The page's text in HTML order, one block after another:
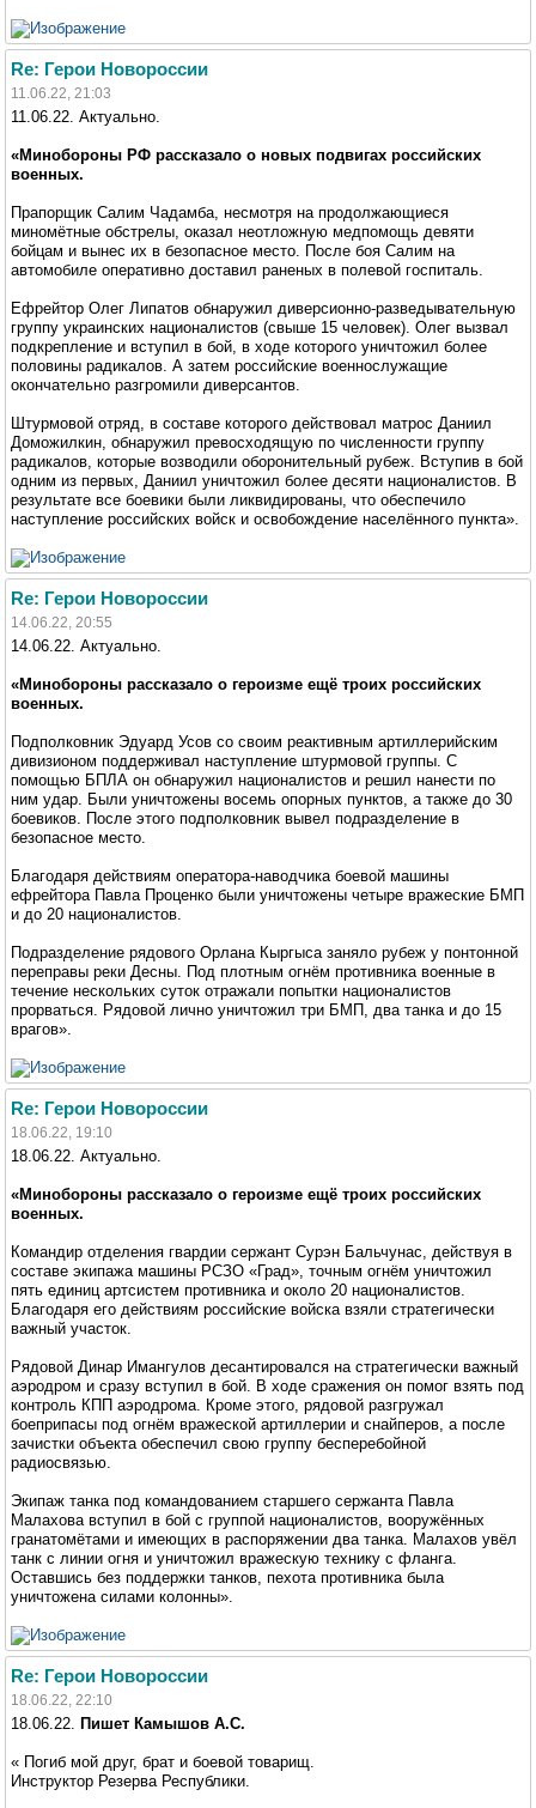
Re: Герои Новороссии
11.06.22, 21:03
11.06.22. Актуально.
«Минобороны РФ рассказало о новых подвигах российских
военных.
Прапорщик Салим Чадамба, несмотря на продолжающиеся
миномётные обстрелы, оказал неотложную медпомощь девяти
бойцам и вынес их в безопасное место. После боя Салим на
автомобиле оперативно доставил раненых в полевой госпиталь.
Ефрейтор Олег Липатов обнаружил диверсионно-разведывательную
группу украинских националистов (свыше 15 человек). Олег вызвал
подкрепление и вступил в бой, в ходе которого уничтожил более
половины радикалов. А затем российские военнослужащие
окончательно разгромили диверсантов.
Штурмовой отряд, в составе которого действовал матрос Даниил
Доможилкин, обнаружил превосходящую по численности группу
радикалов, которые возводили оборонительный рубеж. Вступив в бой
одним из первых, Даниил уничтожил более десяти националистов. В
результате все боевики были ликвидированы, что обеспечило
наступление российских войск и освобождение населённого пункта».
Re: Герои Новороссии
14.06.22, 20:55
14.06.22. Актуально.
«Минобороны рассказало о героизме ещё троих российских
военных.
Подполковник Эдуард Усов со своим реактивным артиллерийским
дивизионом поддерживал наступление штурмовой группы. С
помощью БПЛА он обнаружил националистов и решил нанести по
ним удар. Были уничтожены восемь опорных пунктов, а также до 30
боевиков. После этого подполковник вывел подразделение в
безопасное место.
Благодаря действиям оператора-наводчика боевой машины
ефрейтора Павла Проценко были уничтожены четыре вражеские БМП
и до 20 националистов.
Подразделение рядового Орлана Кыргыса заняло рубеж у понтонной
переправы реки Десны. Под плотным огнём противника военные в
течение нескольких суток отражали попытки националистов
прорваться. Рядовой лично уничтожил три БМП, два танка и до 15
врагов».
Re: Герои Новороссии
18.06.22, 19:10
18.06.22. Актуально.
«Минобороны рассказало о героизме ещё троих российских
военных.
Командир отделения гвардии сержант Сурэн Бальчунас, действуя в
составе экипажа машины РСЗО «Град», точным огнём уничтожил
пять единиц артсистем противника и около 20 националистов.
Благодаря его действиям российские войска взяли стратегически
важный участок.
Рядовой Динар Имангулов десантировался на стратегически важный
аэродром и сразу вступил в бой. В ходе сражения он помог взять под
контроль КПП аэродрома. Кроме этого, рядовой разгружал
боеприпасы под огнём вражеской артиллерии и снайперов, а после
зачистки объекта обеспечил свою группу бесперебойной
радиосвязью.
Экипаж танка под командованием старшего сержанта Павла
Малахова вступил в бой с группой националистов, вооружённых
гранатомётами и имеющих в распоряжении два танка. Малахов увёл
танк с линии огня и уничтожил вражескую технику с фланга.
Оставшись без поддержки танков, пехота противника была
уничтожена силами колонны».
Re: Герои Новороссии
18.06.22, 22:10
18.06.22. Пишет Камышов А.С.
« Погиб мой друг, брат и боевой товарищ.
Инструктор Резерва Республики.